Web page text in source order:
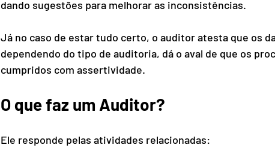
dando sugestões para melhorar as inconsistências.
Já no caso de estar tudo certo, o auditor atesta que os
dependendo do tipo de auditoria, dá o aval de que os
cumpridos com assertividade.
O que faz um Auditor?
Ele responde pelas atividades relacionadas: